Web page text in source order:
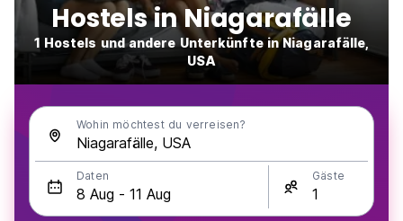
Hostels in Niagarafälle
1 Hostels und andere Unterkünfte in Niagarafälle,
USA
Wohin möchtest du verreisen?
Daten Gäste